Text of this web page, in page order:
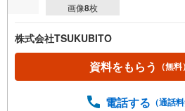
画像8枚
株式会社TSUKUBITO
資料をもらう （無料）
電話する （通話